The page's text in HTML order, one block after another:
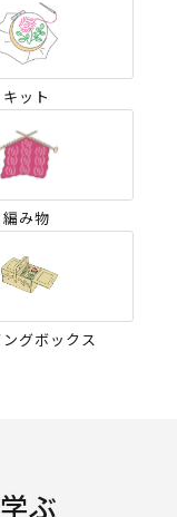
キット
編み物
グボックス
ぶ